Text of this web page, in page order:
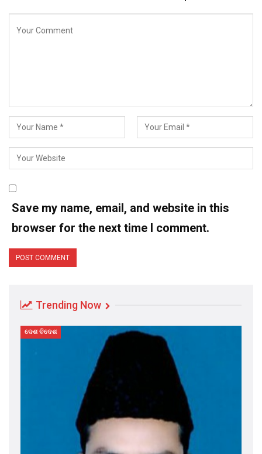
Save my name, email, and website in this
browser for the next time I comment.
Trending Now
ଦେଶ ବିଦେଶ